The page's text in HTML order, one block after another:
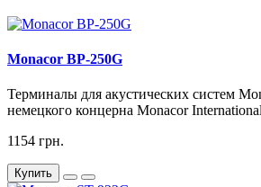
Monacor BP-250G
Терминалы для акустических систем
немецкого концерна Monacor
1154 грн.
Купить